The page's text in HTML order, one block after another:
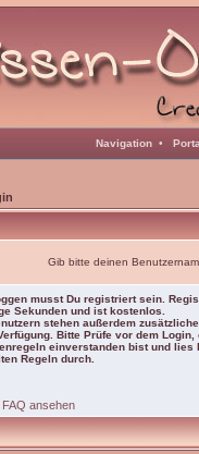
Navigation •
Gib bitte deinen
musst Du registriert sein.
Sekunden und ist kostenlos.
stehen außerdem zusätzliche
Bitte Prüfe vor dem Login,
einverstanden bist und lies
Regeln durch.
FAQ ansehen